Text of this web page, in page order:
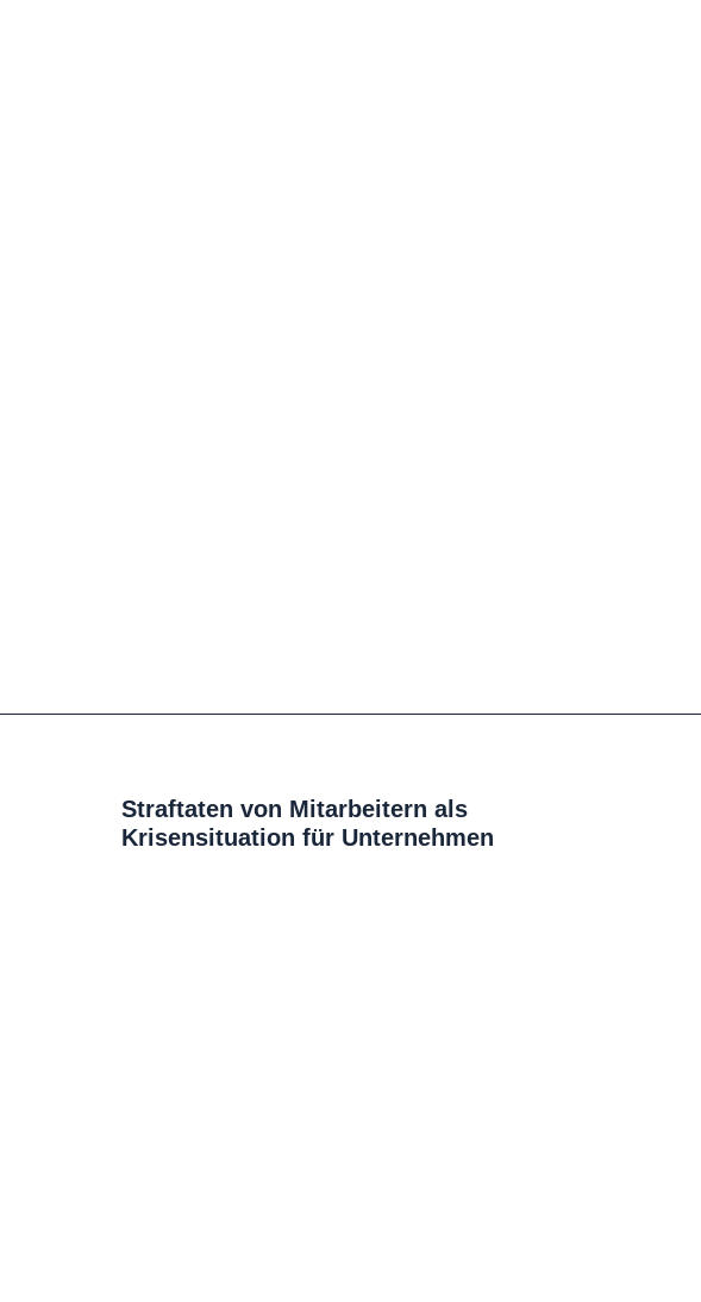
Straftaten von Mitarbeitern als
Krisensituation für Unternehmen